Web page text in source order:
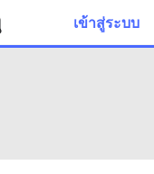
เข้าสู่ระบบ